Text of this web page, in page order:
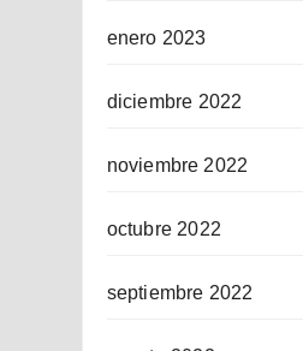
enero 2023
diciembre 2022
noviembre 2022
octubre 2022
septiembre 2022